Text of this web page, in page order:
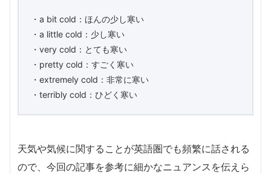
・a bit cold：ほんの少し寒い
・a little cold：少し寒い
・very cold：とても寒い
・pretty cold：すごく寒い
・extremely cold：非常に寒い
・terribly cold：ひどく寒い
天気や気候に関することが英語圏でも頻繁に話される
ので、今回の記事を参考に細かなニュアンスを伝えら